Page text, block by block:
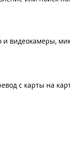
и видеокамеры,
с карты на